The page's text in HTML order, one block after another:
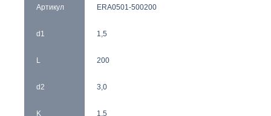
Артикул
d1
L
d2
K
ERA0501-500200
1,5
200
3,0
1,5